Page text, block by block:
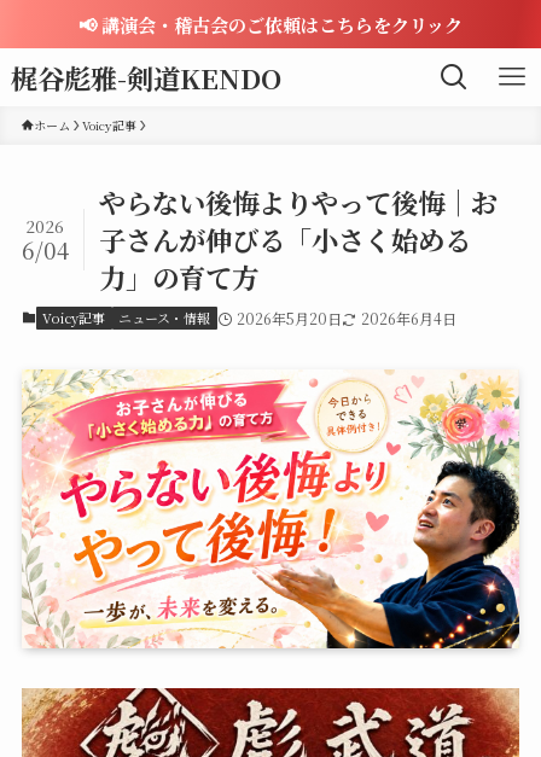
📢 講演会・稽古会のご依頼はこちらをクリック
梶谷彪雅-剣道KENDO
ホーム Voicy記事
やらない後悔よりやって後悔｜お
子さんが伸びる「小さく始める
力」の育て方
2026
6/04
Voicy記事 ニュース・情報 2026年5月20日 2026年6月4日